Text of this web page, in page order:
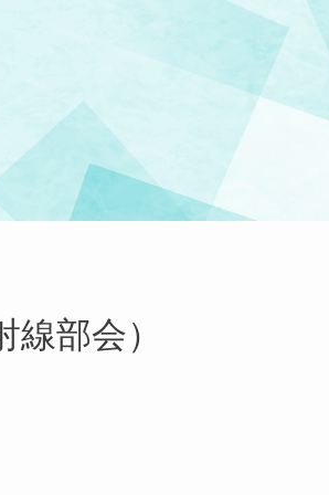
部会）